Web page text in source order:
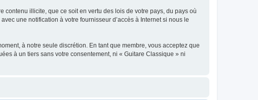
illicite, que ce soit en vertu des lois de votre pays, du pays où
une notification à votre fournisseur d’accès à Internet si nous le
à notre seule discrétion. En tant que membre, vous acceptez que
à un tiers sans votre consentement, ni « Guitare Classique » ni